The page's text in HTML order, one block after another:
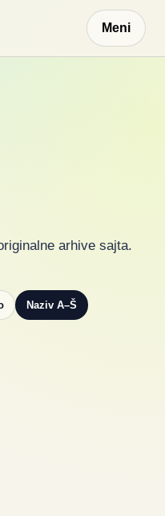
Meni
arhive sajta.
Naziv A–Š